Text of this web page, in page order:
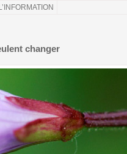
changer